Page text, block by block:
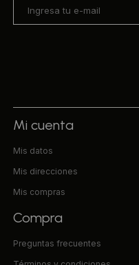
Mi cuenta
Mis datos
Mis direcciones
Mis compras
Compra
Preguntas frecuentes